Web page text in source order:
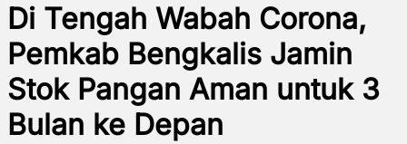
Di Tengah Wabah Corona,
Pemkab Bengkalis Jamin
Stok Pangan Aman untuk 3
Bulan ke Depan